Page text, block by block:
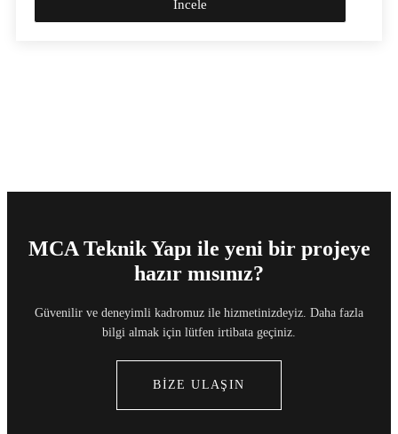
İncele
MCA Teknik Yapı ile yeni bir projeye
hazır mısınız?
Güvenilir ve deneyimli kadromuz ile hizmetinizdeyiz. Daha fazla
bilgi almak için lütfen irtibata geçiniz.
BİZE ULAŞIN